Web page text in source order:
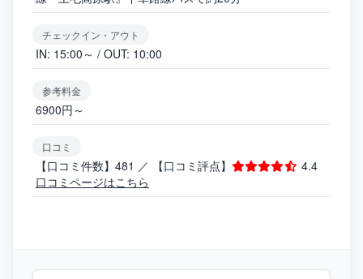
チェックイン・アウト
IN: 15:00～ / OUT: 10:00
参考料金
6900円～
口コミ
【口コミ件数】481 ／ 【口コミ評点】
4.4
口コミページはこちら